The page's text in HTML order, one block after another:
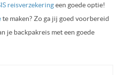
reisverzekeringeen goede optie!
te maken? Zo ga jij goed voorbereid
je backpakreis met een goede